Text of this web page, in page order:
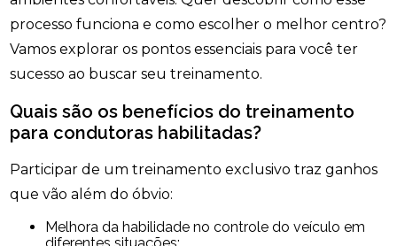
processo funciona e como escolher o melhor centro?
Vamos explorar os pontos essenciais para você ter
sucesso ao buscar seu treinamento.
Quais são os benefícios do treinamento
para condutoras habilitadas?
Participar de um treinamento exclusivo traz ganhos
que vão além do óbvio:
Melhora da habilidade no controle do veículo em